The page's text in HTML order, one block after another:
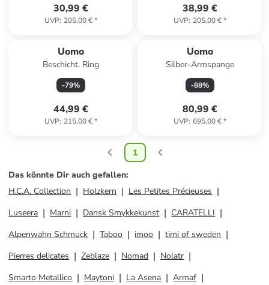
30,99 €
UVP: 205,00 €*
38,99 €
UVP: 205,00 €*
Uomo
Beschicht. Ring
-79%
44,99 €
UVP: 215,00 €*
Uomo
Silber-Armspange
-88%
80,99 €
UVP: 695,00 €*
1
Das könnte Dir auch gefallen:
H.C.A. Collection
Holzkern
Les Petites Précieuses
Luseera
Marni Dansk Smykkekunst
CARATELLI
Alpenwahn Schmuck
Taboo imoo
timi of sweden
Pierres delicates
Zeblaze Nomad
Nolatr
Smarto Metallico
Maytoni La Asena
Armaf